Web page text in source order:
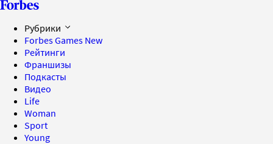
Рубрики
Forbes Games New
Рейтинги
Франшизы
Подкасты
Видео
Life
Woman
Sport
Young